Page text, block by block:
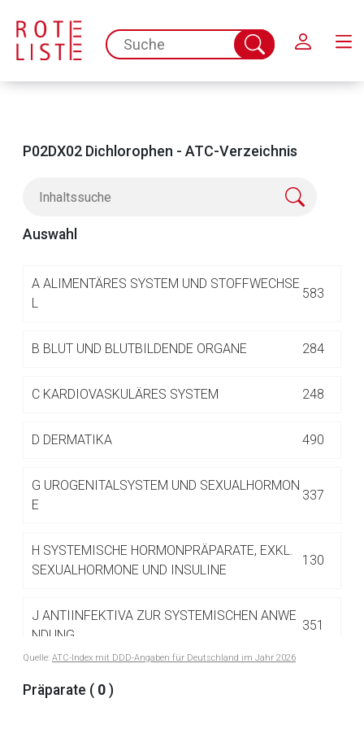
spc.search.input.placeholder
Suche
abschicken
P02DX02 Dichlorophen - ATC-Verzeichnis
Auswahl
A ALIMENTÄRES SYSTEM UND STOFFWECHSE
L
583
B BLUT UND BLUTBILDENDE ORGANE 284
C KARDIOVASKULÄRES SYSTEM 248
D DERMATIKA 490
G UROGENITALSYSTEM UND SEXUALHORMON
E
337
H SYSTEMISCHE HORMONPRÄPARATE, EXKL.
SEXUALHORMONE UND INSULINE
130
J ANTIINFEKTIVA ZUR SYSTEMISCHEN ANWE
NDUNG
351
ANTINEOPLASTISCHE UND IMMUNMODULIE
RENDE MITTEL
Quelle: ATC-Index mit DDD-Angaben für Deutschland im Jahr 2026
Präparate ( 0 )
Aufruf einer externen Seite
Seite. Für die Inhalte der externen Web-Seite ist deren
Datenschutzbestimmungen.
Zur Seite